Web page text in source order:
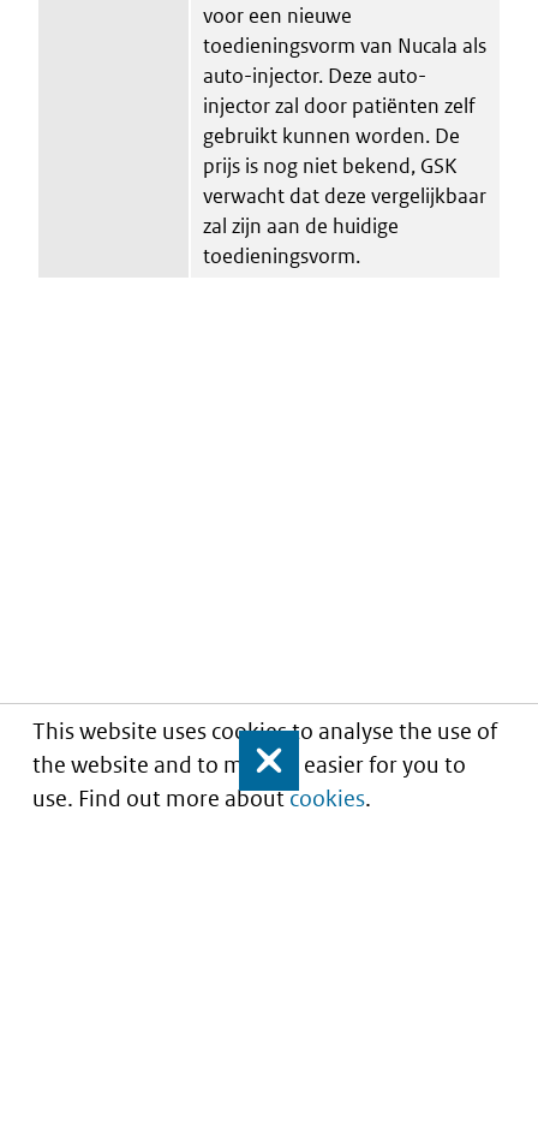
This website uses cookies to analyse the use of
the website and to make it easier for you to
use. Find out more aboutcookies.
Close
voor een nieuwe
toedieningsvorm van Nucala als
auto-injector. Deze auto-
injector zal door patiënten zelf
gebruikt kunnen worden. De
prijs is nog niet bekend, GSK
verwacht dat deze vergelijkbaar
zal zijn aan de huidige
toedieningsvorm.